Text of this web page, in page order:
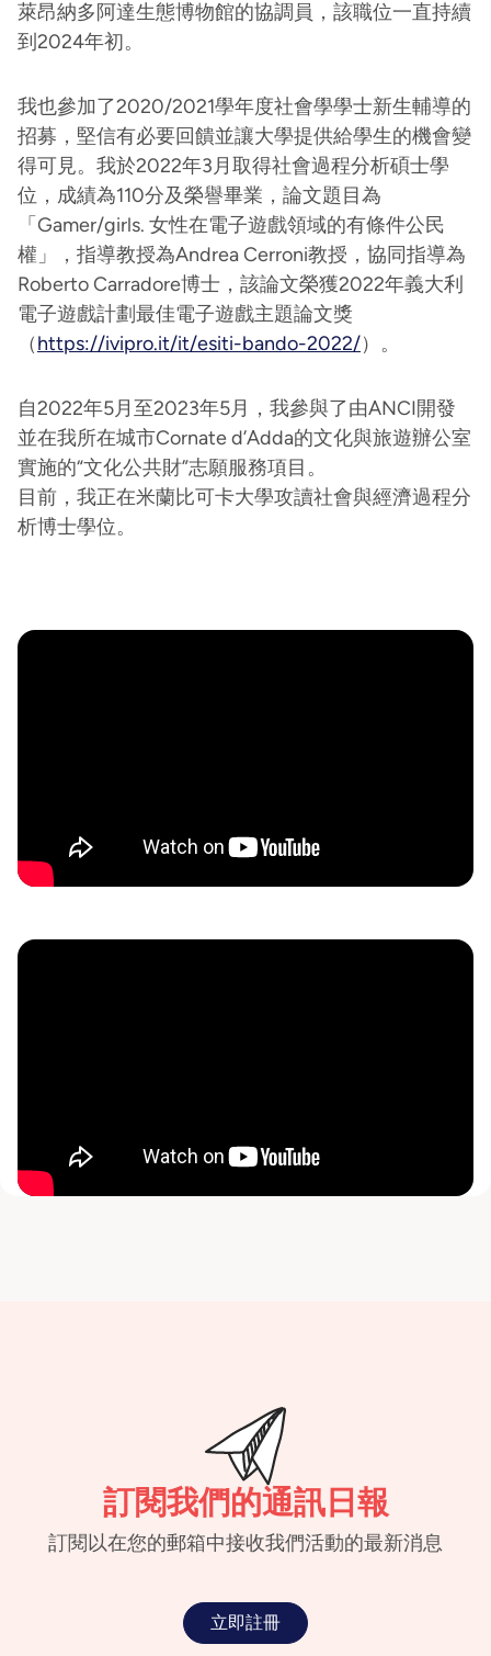
萊昂納多阿達生態博物館的協調員，該職位一直持續
到2024年初。
我也參加了2020/2021學年度社會學學士新生輔導的
招募，堅信有必要回饋並讓大學提供給學生的機會變
得可見。我於2022年3月取得社會過程分析碩士學
位，成績為110分及榮譽畢業，論文題目為
「Gamer/girls. 女性在電子遊戲領域的有條件公民
權」，指導教授為Andrea Cerroni教授，協同指導為
Roberto Carradore博士，該論文榮獲2022年義大利
電子遊戲計劃最佳電子遊戲主題論文獎
（https://ivipro.it/it/esiti-bando-2022/）。
自2022年5月至2023年5月，我參與了由ANCI開發
並在我所在城市Cornate d’Adda的文化與旅遊辦公室
實施的“文化公共財”志願服務項目。
目前，我正在米蘭比可卡大學攻讀社會與經濟過程分
析博士學位。
訂閱我們的通訊日報
訂閱以在您的郵箱中接收我們活動的最新消息
立即註冊